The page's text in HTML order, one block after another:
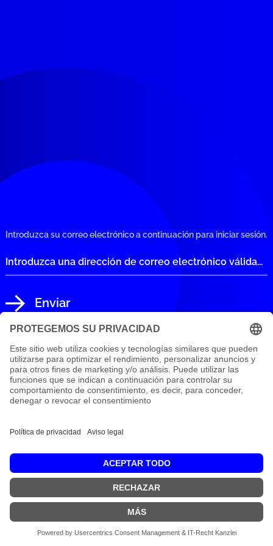
Introduzca su correo electrónico a continuación para iniciar sesión.
Enviar